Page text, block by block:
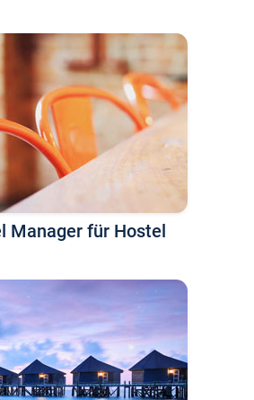
Manager für Hostel